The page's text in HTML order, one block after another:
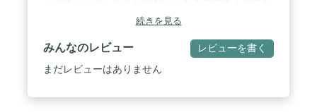
バーできます。 / バンドは傷にも強いゴムバンドを
使用しております。 / 【製品保証】購入日から3ヵ
月保証。通常使用時の破損のみ保証（交換、全額返
金にて対応）致します。（故意の破損は保証の対象
外）**保証申請はメールにてご連絡をお願い致しま
続きを見る
みんなのレビュー レビューを書く
まだレビューはありません